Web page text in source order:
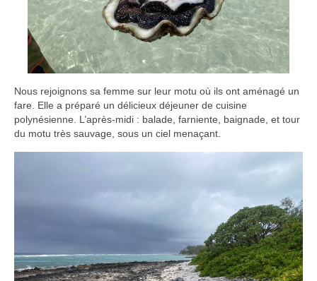
Nous rejoignons sa femme sur leur motu où ils ont aménagé un
fare. Elle a préparé un délicieux déjeuner de cuisine
polynésienne. L’après-midi : balade, farniente, baignade, et tour
du motu très sauvage, sous un ciel menaçant.